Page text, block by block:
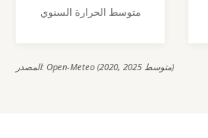
متوسط الحرارة السنوي
المصدر: Open-Meteo (2020, 2025 متوسط)